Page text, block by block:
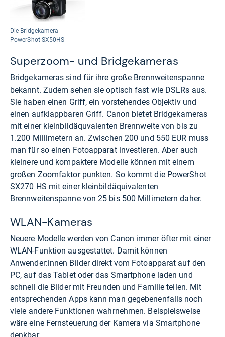
Die Bridgekamera
PowerShot SX50HS
Superzoom- und Bridgekameras
Bridgekameras sind für ihre große Brennweitenspanne
bekannt. Zudem sehen sie optisch fast wie DSLRs aus.
Sie haben einen Griff, ein vorstehendes Objektiv und
einen aufklappbaren Griff. Canon bietet Bridgekameras
mit einer kleinbildäquvalenten Brennweite von bis zu
1.200 Millimetern an. Zwischen 200 und 550 EUR muss
man für so einen Fotoapparat investieren. Aber auch
kleinere und kompaktere Modelle können mit einem
großen Zoomfaktor punkten. So kommt die PowerShot
SX270 HS mit einer kleinbildäquivalenten
Brennweitenspanne von 25 bis 500 Millimetern daher.
WLAN-Kameras
Neuere Modelle werden von Canon immer öfter mit einer
WLAN-Funktion ausgestattet. Damit können
Anwender:innen Bilder direkt vom Fotoapparat auf den
PC, auf das Tablet oder das Smartphone laden und
schnell die Bilder mit Freunden und Familie teilen. Mit
entsprechenden Apps kann man gegebenenfalls noch
viele andere Funktionen wahrnehmen. Beispielsweise
wäre eine Fernsteuerung der Kamera via Smartphone